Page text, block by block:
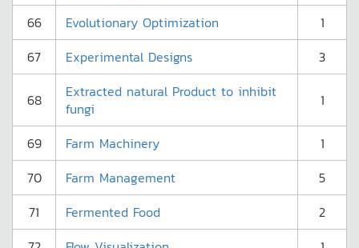
66
Evolutionary Optimization
1
67
Experimental Designs 3
68
Extracted natural Product to inhibit
fungi
1
69 Farm Machinery
1
70
Farm Management
5
71
Fermented Food
2